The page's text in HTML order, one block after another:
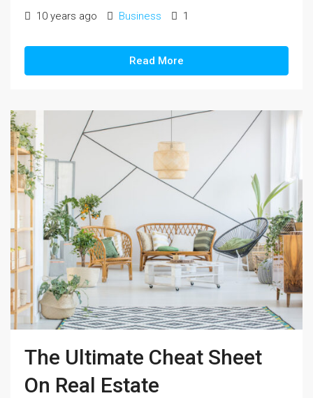
10 years ago Business 1
Read More
The Ultimate Cheat Sheet
On Real Estate